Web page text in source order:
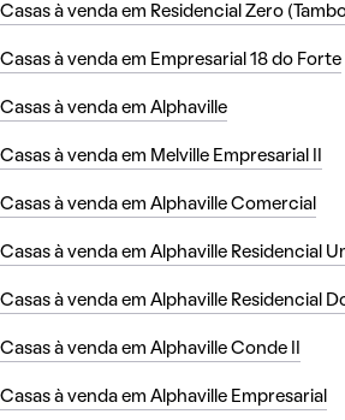
Casas à venda em Residencial Zero
Casas à venda em Empresarial 18 do Forte
Casas à venda em Alphaville
Casas à venda em Melville Empresarial II
Casas à venda em Alphaville Comercial
Casas à venda em Alphaville Residencial
Casas à venda em Alphaville Residencial
Casas à venda em Alphaville Conde II
Casas à venda em Alphaville Empresarial